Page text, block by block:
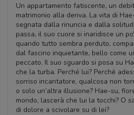
Un appartamento fatiscente, un
matrimonio alla deriva. La vita di
segnata dalla rinuncia e dalla
passa, il suo cuore si inaridisce un
quando tutto sembra perduto,
dal fascino inquietante, bello come
peccato. Il suo sguardo si posa su
che la turba. Perché lui? Perché
sorriso incantatore, qualcosa non
o solo un’altra illusione? Hae-su,
mondo, lascerà che lui la tocchi? O
di dolore a scivolare su di lei?